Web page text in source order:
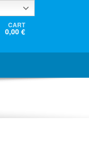
CART
0,00 €